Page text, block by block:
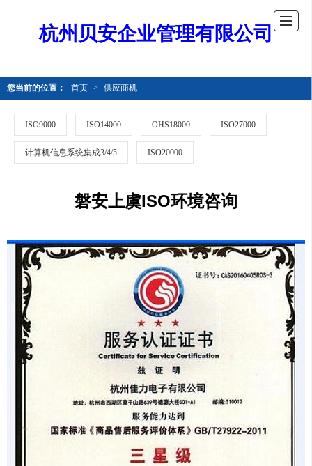
杭州贝安企业管理有限公司
您当前的位置： 首页 > 供应商机
ISO9000 ISO14000 OHS18000 ISO27000
计算机信息系统集成3/4/5 ISO20000
磐安上虞ISO环境咨询